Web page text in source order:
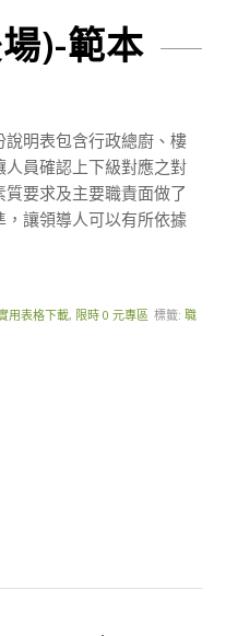
)-範本
明表包含行政總廚、樓
員確認上下級對應之對
要求及主要職責面做了
讓領導人可以有所依據
用表格下載, 限時 0 元專區 標籤:職